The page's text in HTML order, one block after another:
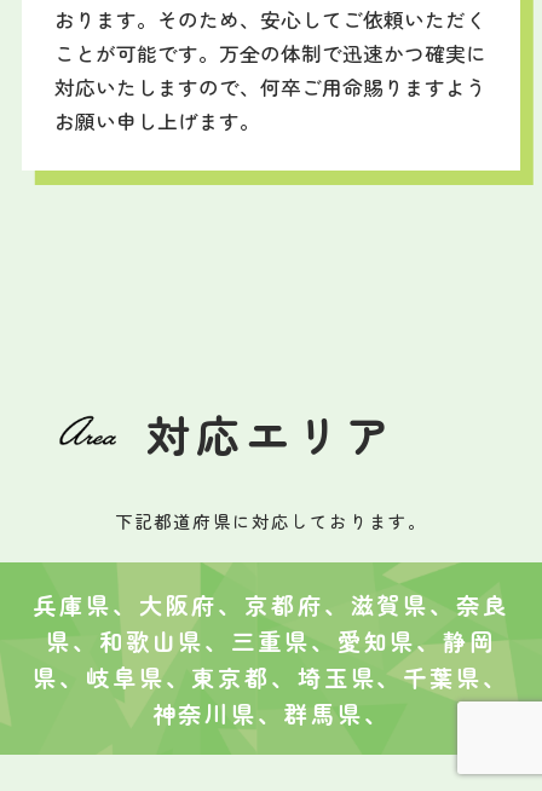
おります。そのため、安心してご依頼いただく
ことが可能です。万全の体制で迅速かつ確実に
対応いたしますので、何卒ご用命賜りますよう
お願い申し上げます。
対応エリア
下記都道府県に対応しております。
兵庫県、大阪府、京都府、滋賀県、奈良
県、和歌山県、三重県、愛知県、静岡
県、岐阜県、東京都、埼玉県、千葉県、
神奈川県、群馬県、